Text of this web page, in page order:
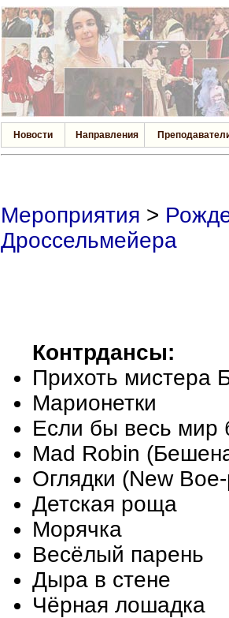
Новости Направления
Мероприятия >
Дроссельмейера
Контрдансы:
Прихоть мистера
Марионетки
Если бы весь мир
Mad Robin
Оглядки (New
Детская роща
Морячка
Весёлый парень
Дыра в стене
Чёрная лошадка